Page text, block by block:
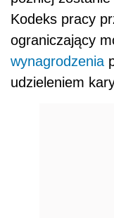
Kodeks pracy
ograniczający
wynagrodzenia
udzieleniem